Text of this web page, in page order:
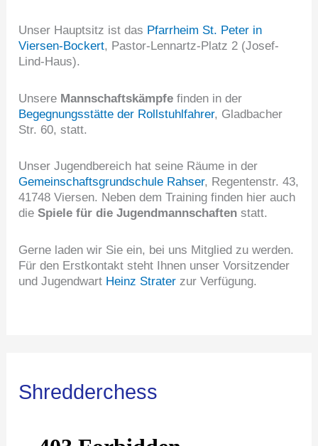
Unser Hauptsitz ist das Pfarrheim St. Peter in
Viersen-Bockert, Pastor-Lennartz-Platz 2 (Josef-
Lind-Haus).
Unsere Mannschaftskämpfe finden in der
Begegnungsstätte der Rollstuhlfahrer, Gladbacher
Str. 60, statt.
Unser Jugendbereich hat seine Räume in der
Gemeinschaftsgrundschule Rahser, Regentenstr. 43,
41748 Viersen. Neben dem Training finden hier auch
dieSpiele für die Jugendmannschaften statt.
Gerne laden wir Sie ein, bei uns Mitglied zu werden.
Für den Erstkontakt steht Ihnen unser Vorsitzender
und Jugendwart Heinz Strater zur Verfügung.
Shredderchess